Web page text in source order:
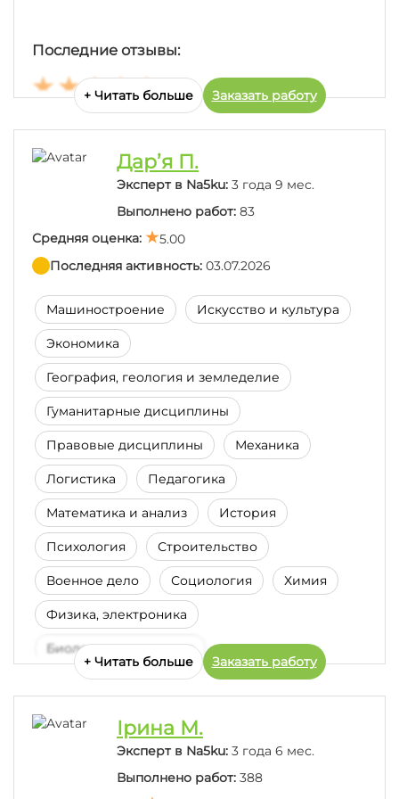
Последние отзывы:
+ Читать больше Заказать работу
Дар’я П.
Эксперт в Na5ku: 3 года 9 мес.
Выполнено работ: 83
Средняя оценка:
5.00
Последняя активность: 03.07.2026
Машиностроение Искусство и культура
Экономика
География, геология и земледелие
Гуманитарные дисциплины
Правовые дисциплины Механика
Логистика Педагогика
Математика и анализ История
Психология Строительство
Военное дело Социология Химия
Физика, электроника
Биология и медицина
Статистика и тервер Иностранные языки
Бухгалтерский учет
Производство, промышленность
Менеджмент-Маркетинг
+ Читать больше Заказать работу
Ірина М.
Эксперт в Na5ku: 3 года 6 мес.
Выполнено работ: 388